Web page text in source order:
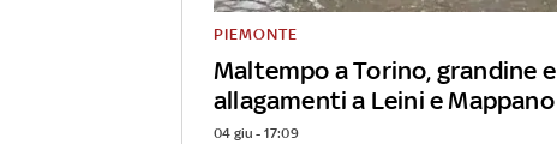
Maltempo a Torino, grandine e
allagamenti a Leini e Mappano
PIEMONTE
04 giu - 17:09